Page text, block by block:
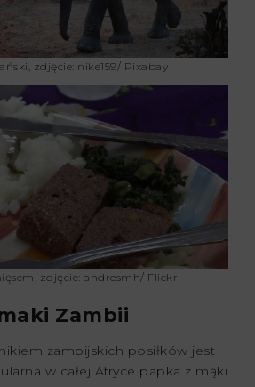
zdjęcie: nike159/ Pixabay
zdjęcie: andresmh/ Flickr
Zambii
zambijskich posiłków jest
w całej Afryce papka z mąki